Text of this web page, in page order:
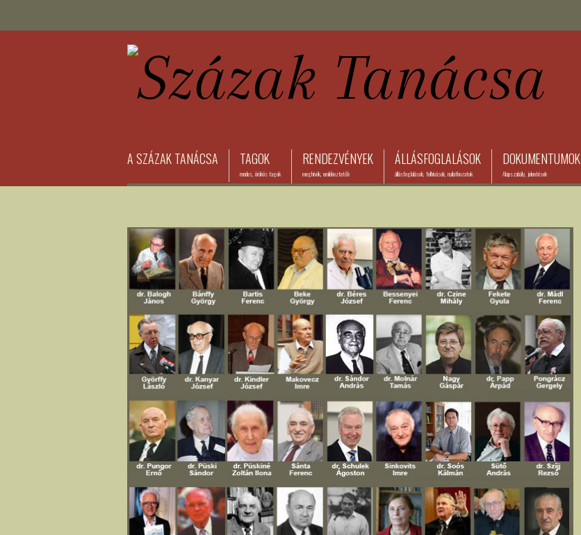
A SZÁZAK TANÁCSA TAGOK
rendes, örökös tagok
RENDEZVÉNYEK
meghívók, emlékeztetők
ÁLLÁSFOGLALÁSOK
állásfoglalások, felhívások, nyilatkozatok
DOKUMENTUMOK
Alapszabály, jelentések